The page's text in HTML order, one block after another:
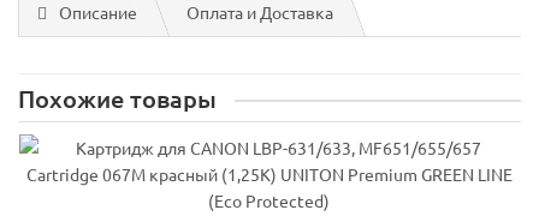
Описание Оплата и Доставка
Похожие товары